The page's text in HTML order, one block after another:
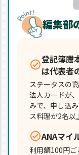
編集部
登記簿謄
は代表者
ステータスの
法人カードが
みで、申し込
ス料理が2名以
ANAマイ
利用額100円